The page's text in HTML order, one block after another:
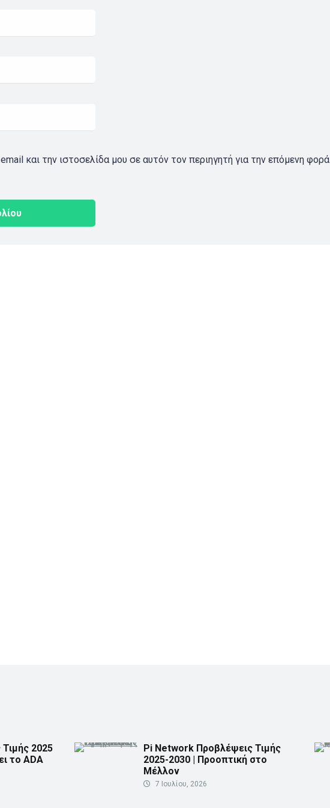
και την ιστοσελίδα μου σε αυτόν τον περιηγητή για την επόμενη φορά
2025
το ADA
Pi Network Προβλέψεις Τιμής
2025-2030 | Προοπτική στο
Μέλλον
7 Ιουλίου, 2026